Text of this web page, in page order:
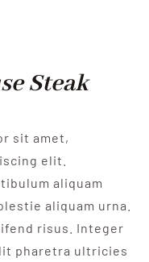
Steak
sit amet,
elit.
aliquam
aliquam urna.
risus. Integer
pharetra ultricies